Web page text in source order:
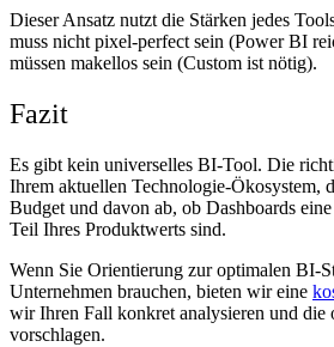
Dieser Ansatz nutzt die Stärken jedes
muss nicht pixel-perfect sein (Power BI
müssen makellos sein (Custom ist nötig).
Fazit
Es gibt kein universelles BI-Tool. Die
Ihrem aktuellen Technologie-Ökosystem,
Budget und davon ab, ob Dashboards
Teil Ihres Produktwerts sind.
Wenn Sie Orientierung zur optimalen BI-
Unternehmen brauchen, bieten wir eine
wir Ihren Fall konkret analysieren und die
vorschlagen.